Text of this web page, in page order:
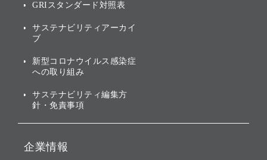
株主・投資家情報（IR）に
ガバナンス
投資先のサステナビリティ
GRIスタンダード対照表
サステナビリティアーカイ
ブ
新型コロナウイルス感染症
への取り組み
サステナビリティ編集方
針・免責事項
企業情報